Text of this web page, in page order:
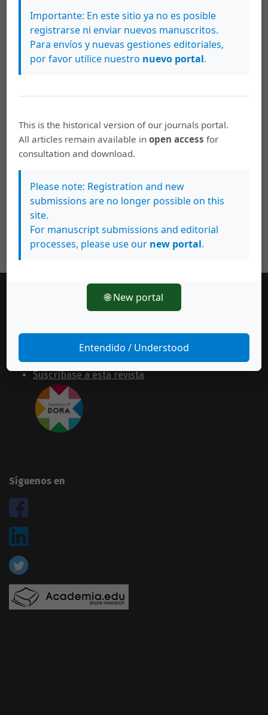
Descargas
Información general
Equipo editorial
Políticas de uso
Normas de autor
Suscríbase a esta revista
Síguenos en
Importante: En este sitio ya no es posible
registrarse ni enviar nuevos manuscritos.
Para envíos y nuevas gestiones editoriales,
por favor utilice nuestro nuevo portal.
This is the historical version of our journals portal.
All articles remain available inopen access for
consultation and download.
Please note: Registration and new
submissions are no longer possible on this
site.
For manuscript submissions and editorial
processes, please use our new portal.
🌐 New portal
Entendido / Understood